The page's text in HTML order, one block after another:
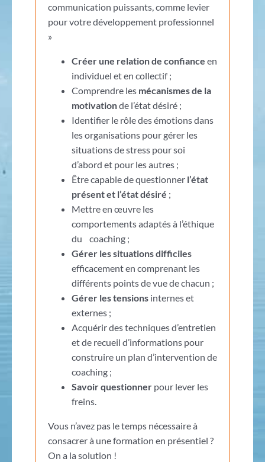
communication puissants, comme levier
pour votre développement professionnel
»
Créer une relation de confiance en
individuel et en collectif ;
Comprendre les mécanismes de la
motivationde l’état désiré ;
Identifier le rôle des émotions dans
les organisations pour gérer les
situations de stress pour soi
d’abord et pour les autres ;
Être capable de questionnerl’état
présent et l’état désiré ;
Mettre en œuvre les
comportements adaptés à l’éthique
du coaching ;
Gérer les situations difficiles
efficacement en comprenant les
différents points de vue de chacun ;
Gérer les tensionsinternes et
externes ;
Acquérir des techniques d’entretien
et de recueil d’informations pour
construire un plan d’intervention de
coaching ;
Savoir questionnerpour lever les
freins.
Vous n’avez pas le temps nécessaire à
consacrer à une formation en présentiel ?
On a la solution !